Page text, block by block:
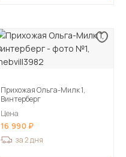
Прихожая Ольга-Милк 1,
Винтерберг
Цена
16 990
за 2 дня